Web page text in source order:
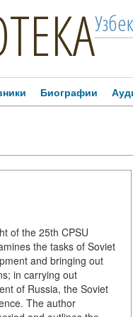
Биографии
of the 25th CPSU
the tasks of Soviet
and bringing out
in carrying out
of Russia, the Soviet
The author